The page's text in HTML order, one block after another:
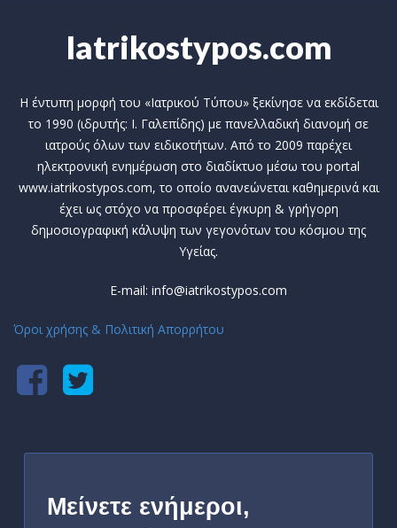
Iatrikostypos.com
Η έντυπη μορφή του «Ιατρικού Τύπου» ξεκίνησε να εκδίδεται
το 1990 (ιδρυτής: Ι. Γαλεπίδης) με πανελλαδική διανομή σε
ιατρούς όλων των ειδικοτήτων. Από το 2009 παρέχει
ηλεκτρονική ενημέρωση στο διαδίκτυο μέσω του portal
www.iatrikostypos.com, το οποίο ανανεώνεται καθημερινά και
έχει ως στόχο να προσφέρει έγκυρη & γρήγορη
δημοσιογραφική κάλυψη των γεγονότων του κόσμου της
Υγείας.
E-mail: info@iatrikostypos.com
Όροι χρήσης & Πολιτική Απορρήτου
Μείνετε ενήμεροι,